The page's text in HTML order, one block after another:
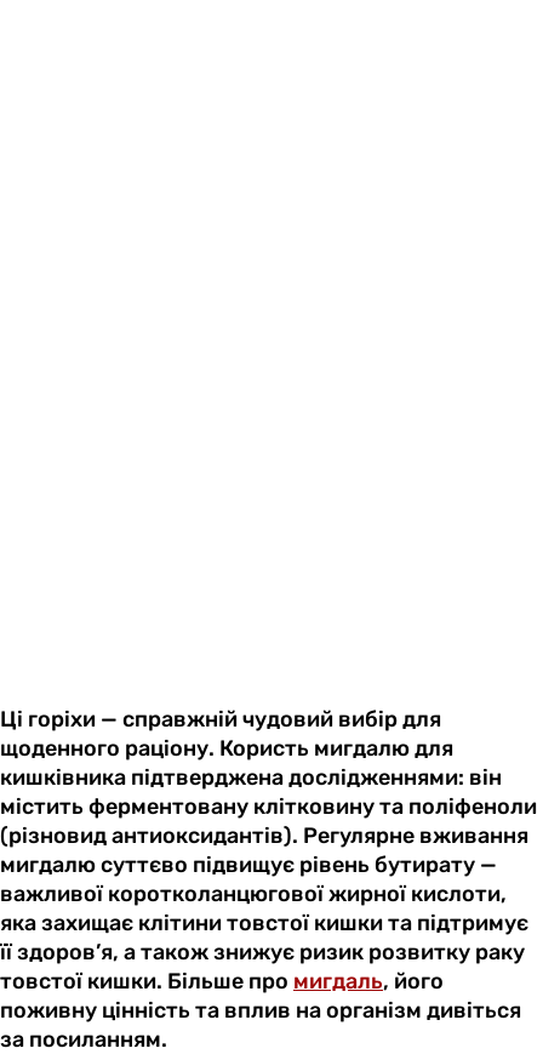
Ці горіхи — справжній чудовий вибір для
щоденного раціону. Користь мигдалю для
кишківника підтверджена дослідженнями: він
містить ферментовану клітковину та поліфеноли
(різновид антиоксидантів). Регулярне вживання
мигдалю суттєво підвищує рівень бутирату —
важливої коротколанцюгової жирної кислоти,
яка захищає клітини товстої кишки та підтримує
її здоров’я, а також знижує ризик розвитку раку
товстої кишки. Більше про мигдаль, його
поживну цінність та вплив на організм дивіться
за посиланням.